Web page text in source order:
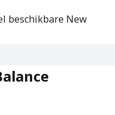
beschikbare New